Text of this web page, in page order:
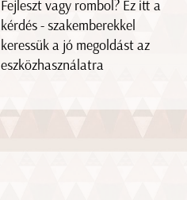
Fejleszt vagy rombol? Ez itt a
kérdés - szakemberekkel
keressük a jó megoldást az
eszközhasználatra